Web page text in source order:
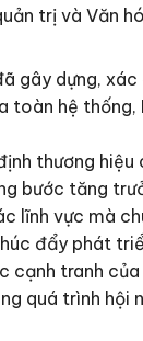
trị và Văn
gây dựng,
toàn hệ thống,
thương hiệu
bước tăng
lĩnh vực mà
đẩy phát
cạnh tranh
quá trình hội